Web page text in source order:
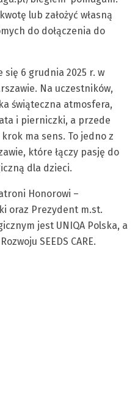
lub założyć własną
do dołączenia do
się 6 grudnia 2025 r. w
Na uczestników,
świąteczna atmosfera,
i pierniczki, a przede
ma sens. To jedno z
które łączy pasję do
dla dzieci.
Honorowi –
oraz Prezydent m.st.
jest UNIQA Polska, a
SEEDS CARE.